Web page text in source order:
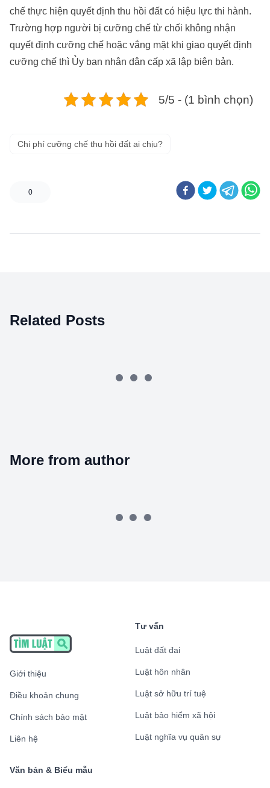
chế thực hiện quyết định thu hồi đất có hiệu lực thi hành.
Trường hợp người bị cưỡng chế từ chối không nhận
quyết định cưỡng chế hoặc vắng mặt khi giao quyết định
cưỡng chế thì Ủy ban nhân dân cấp xã lập biên bản.
5/5 - (1 bình chọn)
Chi phí cưỡng chế thu hồi đất ai chịu?
0
Related Posts
More from author
Giới thiệu
Điều khoản chung
Chính sách bảo mật
Liên hệ
Tư vấn
Luật đất đai
Luật hôn nhân
Luật sở hữu trí tuệ
Luật bảo hiểm xã hội
Luật nghĩa vụ quân sự
Văn bản & Biểu mẫu